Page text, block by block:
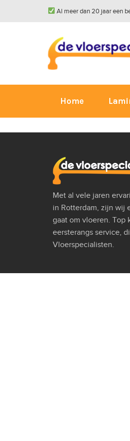
Al meer dan 20 jaar een
Home
Met al vele jaren
in Rotterdam, zijn wij
gaat om vloeren. Top
eersterangs service,
Vloerspecialisten.